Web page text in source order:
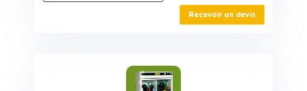
Recevoir un devis